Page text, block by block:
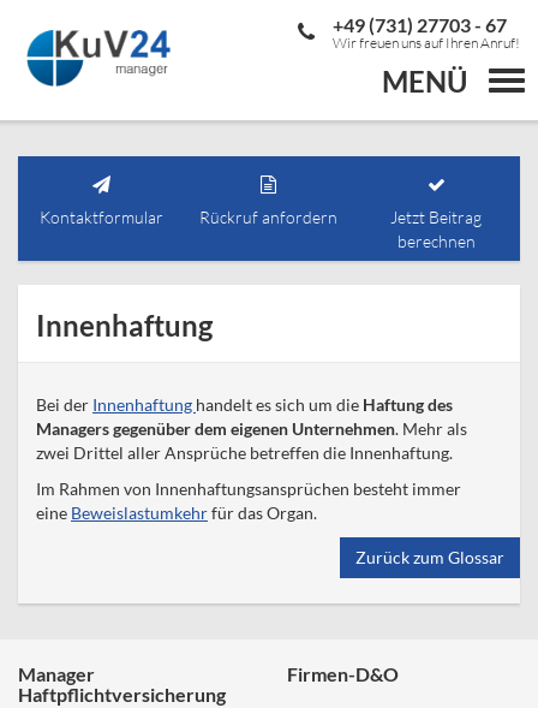
MENÜ
+49 (731) 27703 - 67
Wir freuen uns auf Ihren Anruf!
Kontaktformular Rückruf anfordern
Jetzt Beitrag
berechnen
Innenhaftung
Bei der Innenhaftung handelt es sich um die Haftung des
Managers gegenüber dem eigenen Unternehmen. Mehr als
zwei Drittel aller Ansprüche betreffen die Innenhaftung.
Im Rahmen von Innenhaftungsansprüchen besteht immer
eine Beweislastumkehrfür das Organ.
Zurück zum Glossar
Manager
Haftpflichtversicherung
Firmen-D&O